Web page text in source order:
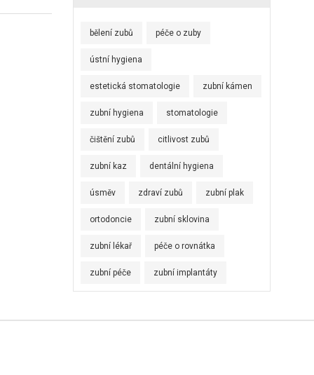
bělení zubů péče o zuby
ústní hygiena
estetická stomatologie zubní kámen
zubní hygiena stomatologie
čištění zubů citlivost zubů
zubní kaz dentální hygiena
úsměv zdraví zubů zubní plak
ortodoncie zubní sklovina
zubní lékař péče o rovnátka
zubní péče zubní implantáty